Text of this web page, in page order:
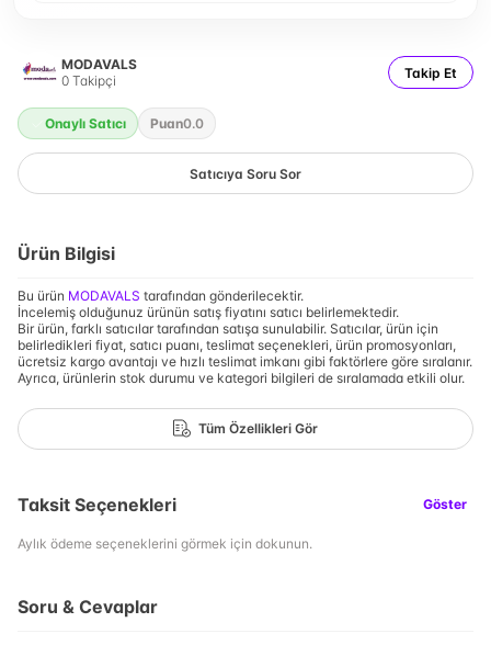
MODAVALS
0 Takipçi Takip Et
Onaylı Satıcı Puan0.0
Satıcıya Soru Sor
Ürün Bilgisi
Bu ürün MODAVALS tarafından gönderilecektir.
İncelemiş olduğunuz ürünün satış fiyatını satıcı belirlemektedir.
Bir ürün, farklı satıcılar tarafından satışa sunulabilir. Satıcılar, ürün için
belirledikleri fiyat, satıcı puanı, teslimat seçenekleri, ürün promosyonları,
ücretsiz kargo avantajı ve hızlı teslimat imkanı gibi faktörlere göre sıralanır.
Ayrıca, ürünlerin stok durumu ve kategori bilgileri de sıralamada etkili olur.
Tüm Özellikleri Gör
Taksit Seçenekleri Göster
Aylık ödeme seçeneklerini görmek için dokunun.
Soru & Cevaplar